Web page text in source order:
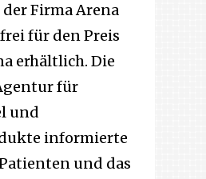
Firma Arena
für den Preis
erhältlich. Die
für
und
informierte
und das